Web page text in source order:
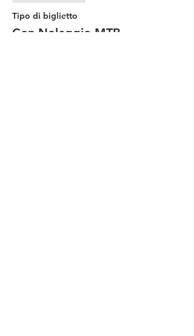
Tipo di biglietto
Con Noleggio MTB